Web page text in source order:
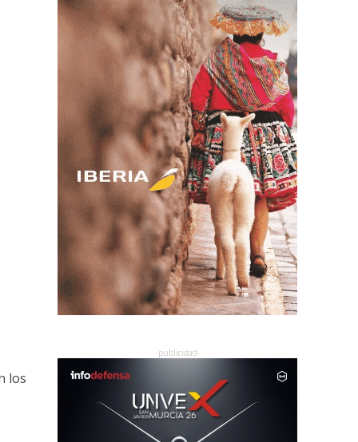
los